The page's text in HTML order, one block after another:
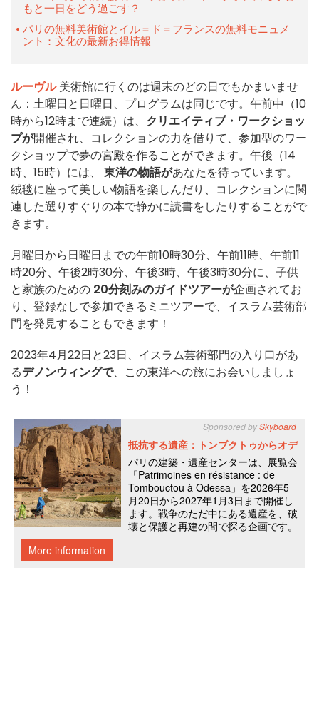
もと一日をどう過ごす？
パリの無料美術館とイル＝ド＝フランスの無料モニュメ
ント：文化の最新お得情報
ルーヴル 美術館に行くのは週末のどの日でもかまいませ
ん：土曜日と日曜日、プログラムは同じです。午前中（10
時から12時まで連続）は、 クリエイティブ・ワークショッ
プが開催され、コレクションの力を借りて、参加型のワー
クショップで夢の宮殿を作ることができます。午後（14
時、15時）には、
東洋の物語があなたを待っています。
絨毯に座って美しい物語を楽しんだり、コレクションに関
連した選りすぐりの本で静かに読書をしたりすることがで
きます。
月曜日から日曜日までの午前10時30分、午前11時、午前11
時20分、午後2時30分、午後3時、午後3時30分に、子供
と家族のための 20分刻みのガイドツアーが企画されてお
り、登録なしで参加できるミニツアーで、イスラム芸術部
門を発見することもできます！
2023年4月22日と23日、イスラム芸術部門の入り口があ
るデノンウィングで、この東洋への旅にお会いしましょ
う！